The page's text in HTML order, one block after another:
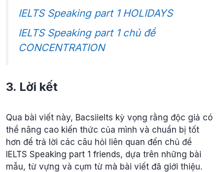
IELTS Speaking part 1 HOLIDAYS
IELTS Speaking part 1 chủ đề
CONCENTRATION
3. Lời kết
Qua bài viết này, Bacsiielts kỳ vọng rằng độc giả có
thể nâng cao kiến thức của mình và chuẩn bị tốt
hơn để trả lời các câu hỏi liên quan đến chủ đề
IELTS Speaking part 1 friends, dựa trên những bài
mẫu, từ vựng và cụm từ mà bài viết đã giới thiệu.